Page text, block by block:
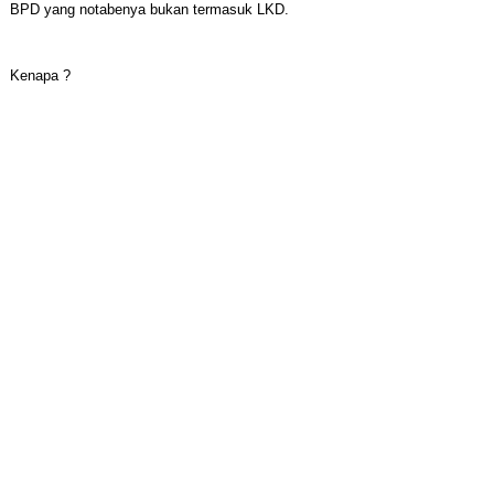
BPD yang notabenya bukan termasuk LKD.
Kenapa ?